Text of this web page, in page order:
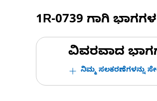
1R-0739 ಗಾಗಿ
ವಿವರವಾದ
ನಿಮ್ಮ ಸಲಕರಣೆಗಳನ್ನು